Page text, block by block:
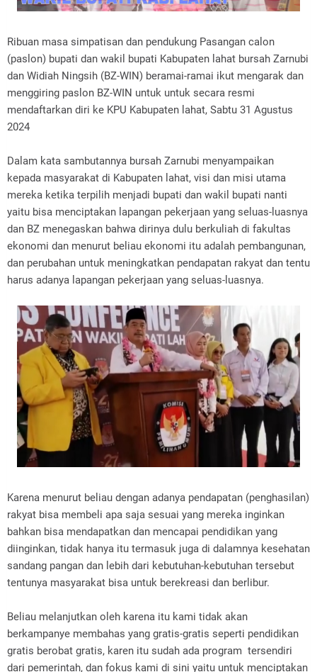
Ribuan masa simpatisan dan pendukung Pasangan calon
(paslon) bupati dan wakil bupati Kabupaten lahat bursah Zarnubi
dan Widiah Ningsih (BZ-WIN) beramai-ramai ikut mengarak dan
menggiring paslon BZ-WIN untuk untuk secara resmi
mendaftarkan diri ke KPU Kabupaten lahat, Sabtu 31 Agustus
2024
Dalam kata sambutannya bursah Zarnubi menyampaikan
kepada masyarakat di Kabupaten lahat, visi dan misi utama
mereka ketika terpilih menjadi bupati dan wakil bupati nanti
yaitu bisa menciptakan lapangan pekerjaan yang seluas-luasnya
dan BZ menegaskan bahwa dirinya dulu berkuliah di fakultas
ekonomi dan menurut beliau ekonomi itu adalah pembangunan,
dan perubahan untuk meningkatkan pendapatan rakyat dan tentu
harus adanya lapangan pekerjaan yang seluas-luasnya.
Karena menurut beliau dengan adanya pendapatan (penghasilan)
rakyat bisa membeli apa saja sesuai yang mereka inginkan
bahkan bisa mendapatkan dan mencapai pendidikan yang
diinginkan, tidak hanya itu termasuk juga di dalamnya kesehatan
sandang pangan dan lebih dari kebutuhan-kebutuhan tersebut
tentunya masyarakat bisa untuk berekreasi dan berlibur.
Beliau melanjutkan oleh karena itu kami tidak akan
berkampanye membahas yang gratis-gratis seperti pendidikan
gratis berobat gratis, karen itu sudah ada program tersendiri
dari pemerintah, dan fokus kami di sini yaitu untuk menciptakan